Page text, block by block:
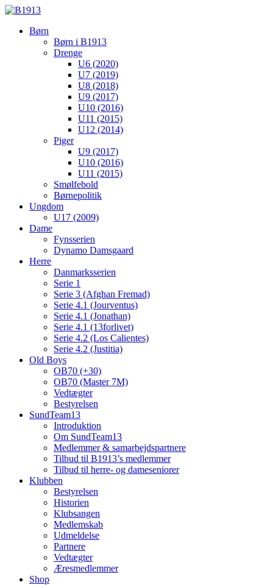
Børn
Børn i B1913
Drenge
U6 (2020)
U7 (2019)
U8 (2018)
U9 (2017)
U10 (2016)
U11 (2015)
U12 (2014)
Piger
U9 (2017)
U10 (2016)
U11 (2015)
Smølfebold
Børnepolitik
Ungdom
U17 (2009)
Dame
Fynsserien
Dynamo Damsgaard
Herre
Danmarksserien
Serie 1
Serie 3 (Afghan Fremad)
Serie 4.1 (Jourventus)
Serie 4.1 (Jonathan)
Serie 4.1 (13forlivet)
Serie 4.2 (Los Calientes)
Serie 4.2 (Justitia)
Old Boys
OB70 (+30)
OB70 (Master 7M)
Vedtægter
Bestyrelsen
SundTeam13
Introduktion
Om SundTeam13
Medlemmer & samarbejdspartnere
Tilbud til B1913’s medlemmer
Tilbud til herre- og dameseniorer
Klubben
Bestyrelsen
Historien
Klubsangen
Medlemskab
Udmeldelse
Partnere
Vedtægter
Æresmedlemmer
Shop